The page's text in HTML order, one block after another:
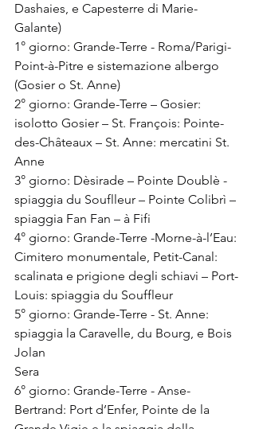
Dashaies, e Capesterre di Marie-
Galante)
1° giorno: Grande-Terre - Roma/Parigi-
Point-à-Pitre e sistemazione albergo
(Gosier o St. Anne)
2° giorno: Grande-Terre – Gosier:
isolotto Gosier – St. François: Pointe-
des-Châteaux – St. Anne: mercatini St.
Anne
3° giorno: Dèsirade – Pointe Doublè -
spiaggia du Souflleur – Pointe Colibrì –
spiaggia Fan Fan – à Fifi
4° giorno: Grande-Terre -Morne-à-l’Eau:
Cimitero monumentale, Petit-Canal:
scalinata e prigione degli schiavi – Port-
Louis: spiaggia du Souffleur
5° giorno: Grande-Terre - St. Anne:
spiaggia la Caravelle, du Bourg, e Bois
Jolan
Sera
6° giorno: Grande-Terre - Anse-
Bertrand: Port d’Enfer, Pointe de la